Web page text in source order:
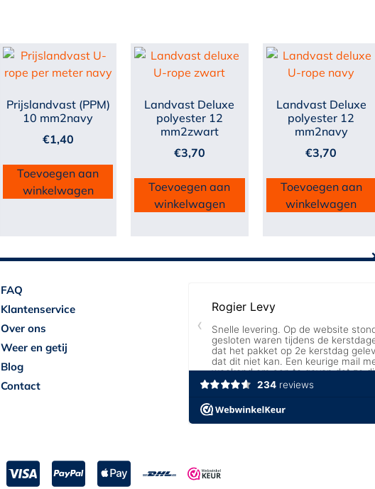
Prijslandvast (PPM)
10 mm2navy
€1,40
Toevoegen aan
winkelwagen
Landvast Deluxe
polyester 12
mm2zwart
€3,70
Toevoegen aan
winkelwagen
Landvast Deluxe
polyester 12
mm2navy
€3,70
Toevoegen aan
winkelwagen
FAQ
Klantenservice
Over ons
Weer en getij
Blog
Contact